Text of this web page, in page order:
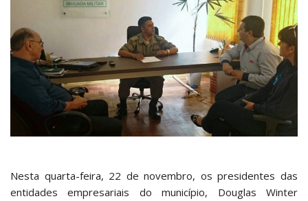
Nesta quarta-feira, 22 de novembro, os presidentes das
entidades empresariais do município, Douglas Winter